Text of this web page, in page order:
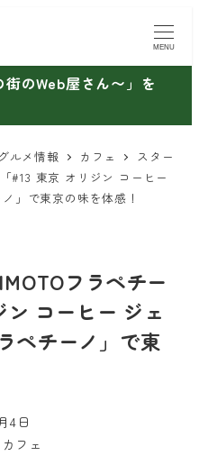
MENU
街のWeb屋さん〜」を
グルメ情報 カフェ
スター
#13 東京 オリジン コーヒー
」で東京の味を体感！
フラペチー
ン コーヒー ジェ
ペチーノ」で東
4日
ゴリー
カフェ